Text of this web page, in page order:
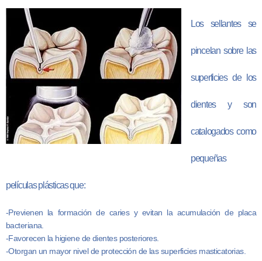
Los sellantes se
pincelan sobre las
superficies de los
dientes y son
catalogados como
pequeñas
películas plásticas que:
-Previenen la formación de caries y evitan la acumulación de placa
bacteriana.
-Favorecen la higiene de dientes posteriores.
-Otorgan un mayor nivel de protección de las superficies masticatorias.